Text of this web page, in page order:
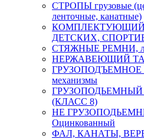
СТРОПЫ грузовые
ленточные, канатные)
ДЕТСКИХ,
СТЯЖНЫЕ РЕМНИ,
НЕРЖАВЕЮЩИЙ
ГРУЗОПОДЪЕМНОЕ
механизмы
ГРУЗОПОДЬЕМНЫЙ
(КЛАСС 8)
НЕ
Оцинкованный
ФАЛ, КАНАТЫ,